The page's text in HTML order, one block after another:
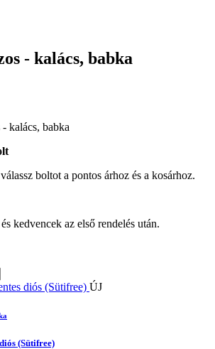
- kalács, babka
kalács, babka
boltot a pontos árhoz és a kosárhoz.
kedvencek az első rendelés után.
ÚJ
(Sütifree)